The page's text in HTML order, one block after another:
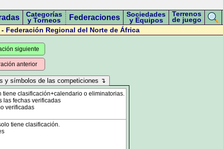
Categorías
y Torneos Federaciones Sociedades
y Equipos
Terrenos
de juego
- Federación Regional del Norte de África
siguiente
anterior
tiene clasificación+calendario o eliminatorias.
fechas verificadas
verificadas
tiene clasificación.